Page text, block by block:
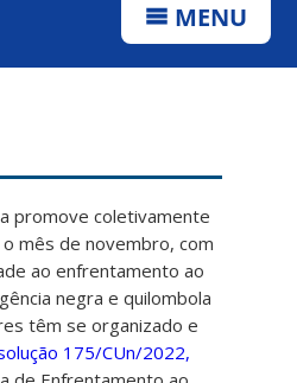
MENU
promove coletivamente
mês de novembro, com
ao enfrentamento ao
negra e quilombola
têm se organizado e
175/CUn/2022,